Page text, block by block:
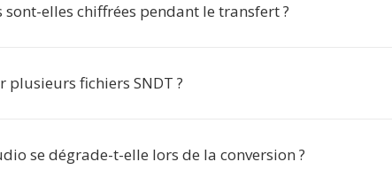
sont-elles chiffrées pendant le transfert ?
plusieurs fichiers SNDT ?
se dégrade-t-elle lors de la conversion ?